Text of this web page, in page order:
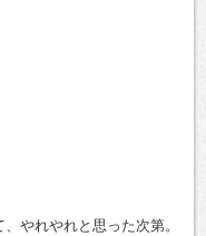
やれやれと思った次第。